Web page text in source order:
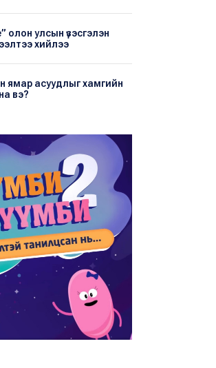
олон улсын үзэсгэлэн
хийлээ
ямар асуудлыг хамгийн
вэ?